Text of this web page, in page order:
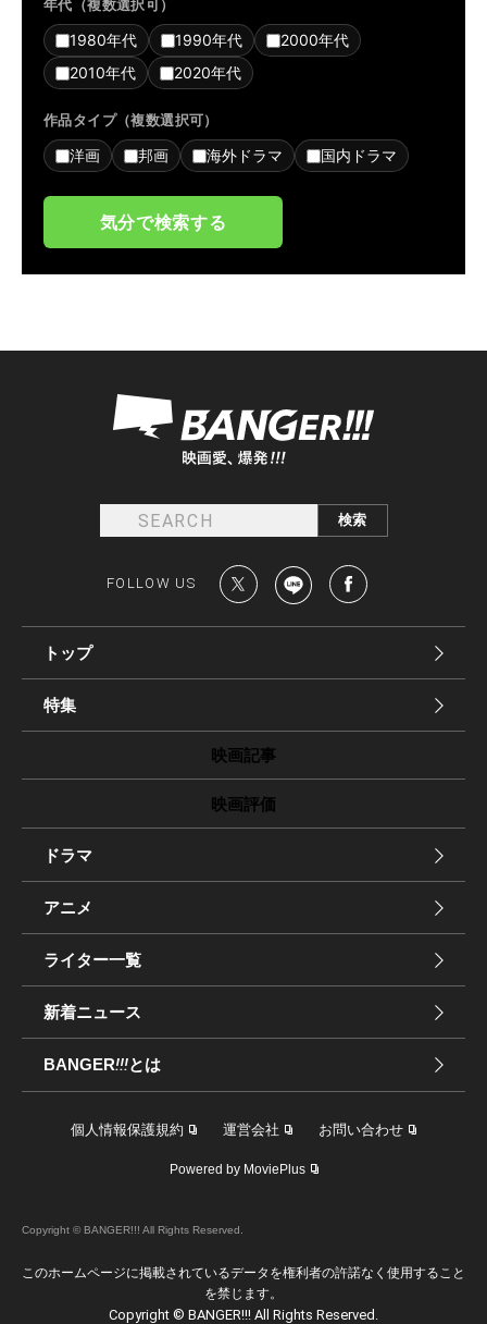
年代（複数選択可）
1980年代 1990年代
2000年代
2010年代
2020年代
作品タイプ（複数選択可）
洋画 邦画 海外ドラマ 国内ドラマ
気分で検索する
FOLLOW US
トップ
特集
映画記事
映画評価
ドラマ
アニメ
ライター一覧
新着ニュース
BANGER!!!とは
個人情報保護規約 運営会社 お問い合わせ
Powered by MoviePlus
Copyright © BANGER!!! All Rights Reserved.
このホームページに掲載されているデータを権利者の許諾なく使用すること
を禁じます。
Copyright © BANGER!!! All Rights Reserved.